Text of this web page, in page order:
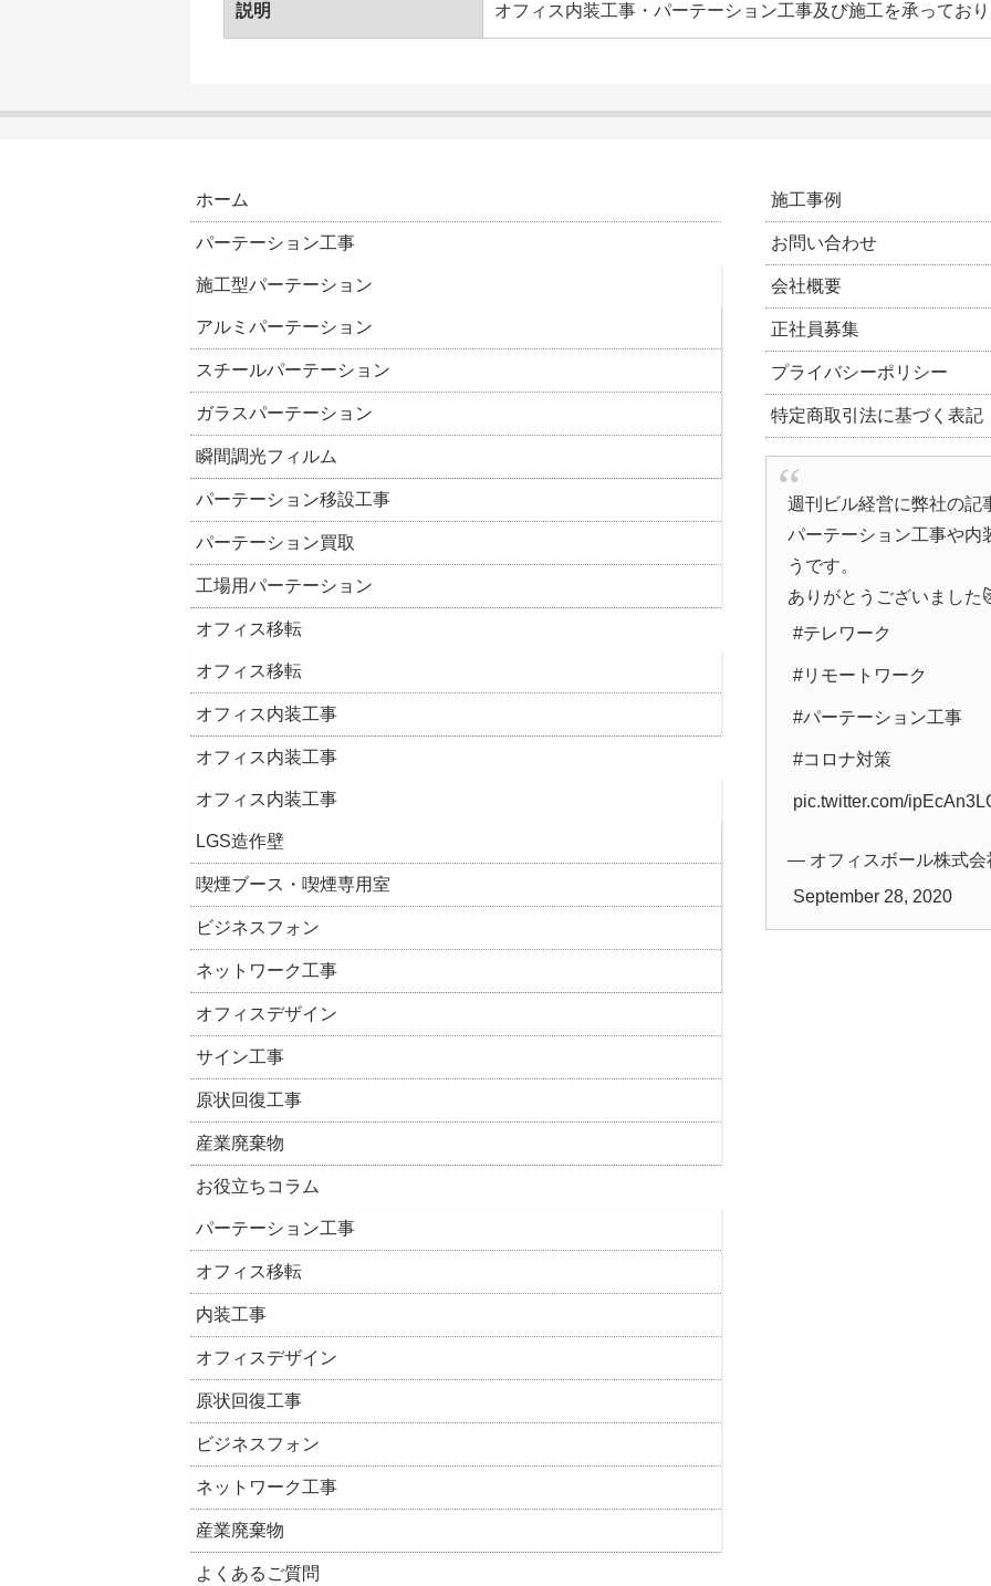
説明 オフィス内装工事・パーテーション工事及び施工を承ってお
ホーム
パーテーション工事
施工型パーテーション
アルミパーテーション
スチールパーテーション
ガラスパーテーション
瞬間調光フィルム
パーテーション移設工事
パーテーション買取
工場用パーテーション
オフィス移転
オフィス移転
オフィス内装工事
オフィス内装工事
オフィス内装工事
LGS造作壁
喫煙ブース・喫煙専用室
ビジネスフォン
ネットワーク工事
オフィスデザイン
サイン工事
原状回復工事
産業廃棄物
お役立ちコラム
パーテーション工事
オフィス移転
内装工事
オフィスデザイン
原状回復工事
ビジネスフォン
ネットワーク工事
産業廃棄物
よくあるご質問
施工事例
お問い合わせ
会社概要
正社員募集
プライバシーポリシー
特定商取引法に基づく表記
週刊ビル経営に弊社の記
パーテーション工事や内
うです。
ありがとうございました
#テレワーク
#リモートワーク
#パーテーション工事
#コロナ対策
pic.twitter.com/
— オフィスボール株式会
September 28, 2020